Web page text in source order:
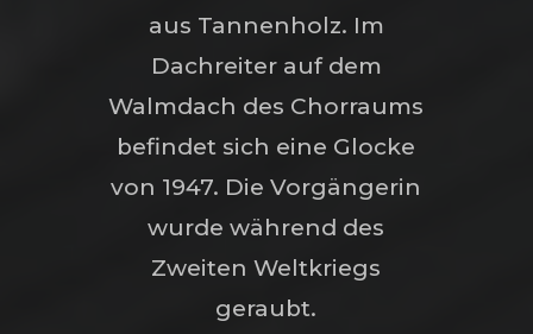
aus Tannenholz. Im
Dachreiter auf dem
Walmdach des Chorraums
befindet sich eine Glocke
von 1947. Die Vorgängerin
wurde während des
Zweiten Weltkriegs
geraubt.